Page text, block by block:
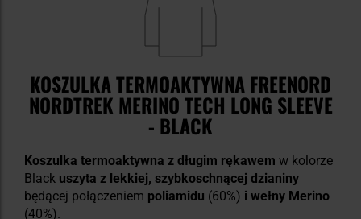
KOSZULKA TERMOAKTYWNA FREENORD
NORDTREK MERINO TECH LONG SLEEVE
- BLACK
Koszulka termoaktywna z długim rękawem w kolorze
Black uszyta z lekkiej, szybkoschnącej dzianiny
będącej połączeniem poliamidu (60%) i wełny Merino
(40%).